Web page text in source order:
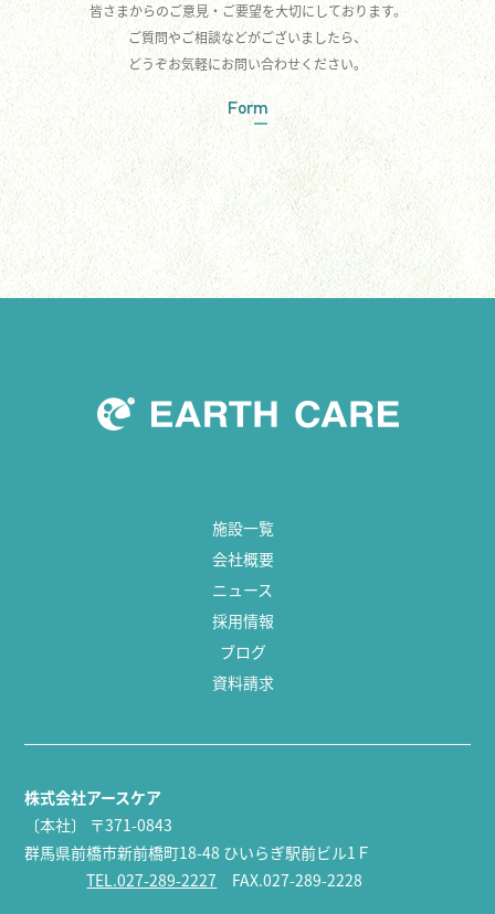
皆さまからのご意見・ご要望を大切にしております。
ご質問やご相談などがございましたら、
どうぞお気軽にお問い合わせください。
Form
施設一覧
会社概要
ニュース
採用情報
ブログ
資料請求
株式会社アースケア
〔本社〕
〒371-0843
群馬県前橋市新前橋町18-48 ひいらぎ駅前ビル1Ｆ
TEL.027-289-2227 FAX.027-289-2228